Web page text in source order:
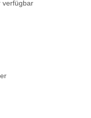
verfügbar